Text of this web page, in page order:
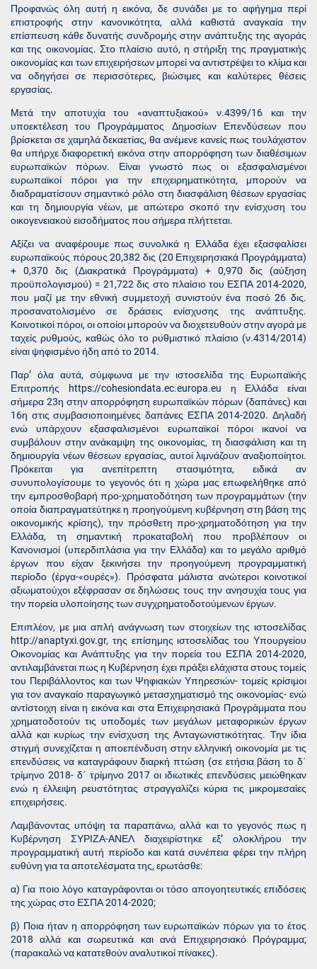
Προφανώς όλη αυτή η εικόνα, δε συνάδει με το αφήγημα περί
επιστροφής στην κανονικότητα, αλλά καθιστά αναγκαία την
επίσπευση κάθε δυνατής συνδρομής στην ανάπτυξης της αγοράς
και της οικονομίας. Στο πλαίσιο αυτό, η στήριξη της πραγματικής
οικονομίας και των επιχειρήσεων μπορεί να αντιστρέψει το κλίμα και
να οδηγήσει σε περισσότερες, βιώσιμες και καλύτερες θέσεις
εργασίας.
Μετά την αποτυχία του «αναπτυξιακού» ν.4399/16 και την
υποεκτέλεση του Προγράμματος Δημοσίων Επενδύσεων που
βρίσκεται σε χαμηλά δεκαετίας, θα ανέμενε κανείς πως τουλάχιστον
θα υπήρχε διαφορετική εικόνα στην απορρόφηση των διαθέσιμων
ευρωπαϊκών πόρων. Είναι γνωστό πως οι εξασφαλισμένοι
ευρωπαϊκοί πόροι για την επιχειρηματικότητα, μπορούν να
διαδραματίσουν σημαντικό ρόλο στη διασφάλιση θέσεων εργασίας
και τη δημιουργία νέων, με απώτερο σκοπό την ενίσχυση του
οικογενειακού εισοδήματος που σήμερα πλήττεται.
Αξίζει να αναφέρουμε πως συνολικά η Ελλάδα έχει εξασφαλίσει
ευρωπαϊκούς πόρους 20,382 δις (20 Επιχειρησιακά Προγράμματα)
+ 0,370 δις (Διακρατικά Προγράμματα) + 0,970 δις (αύξηση
προϋπολογισμού) = 21,722 δις στο πλαίσιο του ΕΣΠΑ 2014-2020,
που μαζί με την εθνική συμμετοχή συνιστούν ένα ποσό 26 δις.
προσανατολισμένο σε δράσεις ενίσχυσης της ανάπτυξης.
Κοινοτικοί πόροι, οι οποίοι μπορούν να διοχετευθούν στην αγορά με
ταχείς ρυθμούς, καθώς όλο το ρυθμιστικό πλαίσιο (ν.4314/2014)
είναι ψηφισμένο ήδη από το 2014.
Παρ’ όλα αυτά, σύμφωνα με την ιστοσελίδα της Ευρωπαϊκής
Επιτροπής https://cohesiondata.ec.europa.eu η Ελλάδα είναι
σήμερα 23η στην απορρόφηση ευρωπαϊκών πόρων (δαπάνες) και
16η στις συμβασιοποιημένες δαπάνες ΕΣΠΑ 2014-2020. Δηλαδή
ενώ υπάρχουν εξασφαλισμένοι ευρωπαϊκοί πόροι ικανοί να
συμβάλουν στην ανάκαμψη της οικονομίας, τη διασφάλιση και τη
δημιουργία νέων θέσεων εργασίας, αυτοί λιμνάζουν αναξιοποίητοι.
Πρόκειται για ανεπίτρεπτη στασιμότητα, ειδικά αν
συνυπολογίσουμε το γεγονός ότι η χώρα μας επωφελήθηκε από
την εμπροσθοβαρή προ-χρηματοδότηση των προγραμμάτων (την
οποία διαπραγματεύτηκε η προηγούμενη κυβέρνηση στη βάση της
οικονομικής κρίσης), την πρόσθετη προ-χρηματοδότηση για την
Ελλάδα, τη σημαντική προκαταβολή που προβλέπουν οι
Κανονισμοί (υπερδιπλάσια για την Ελλάδα) και το μεγάλο αριθμό
έργων που είχαν ξεκινήσει την προηγούμενη προγραμματική
περίοδο (έργα-«ουρές»). Πρόσφατα μάλιστα ανώτεροι κοινοτικοί
αξιωματούχοι εξέφρασαν σε δηλώσεις τους την ανησυχία τους για
την πορεία υλοποίησης των συγχρηματοδοτούμενων έργων.
Επιπλέον, με μια απλή ανάγνωση των στοιχείων της ιστοσελίδας
http://anaptyxi.gov.gr, της επίσημης ιστοσελίδας του Υπουργείου
Οικονομίας και Ανάπτυξης για την πορεία του ΕΣΠΑ 2014-2020,
αντιλαμβάνεται πως η Κυβέρνηση έχει πράξει ελάχιστα στους τομείς
του Περιβάλλοντος και των Ψηφιακών Υπηρεσιών- τομείς κρίσιμοι
για τον αναγκαίο παραγωγικό μετασχηματισμό της οικονομίας- ενώ
αντίστοιχη είναι η εικόνα και στα Επιχειρησιακά Προγράμματα που
χρηματοδοτούν τις υποδομές των μεγάλων μεταφορικών έργων
αλλά και κυρίως την ενίσχυση της Ανταγωνιστικότητας. Την ίδια
στιγμή συνεχίζεται η αποεπένδυση στην ελληνική οικονομία με τις
επενδύσεις να καταγράφουν διαρκή πτώση (σε ετήσια βάση το δ΄
τρίμηνο 2018- δ΄ τρίμηνο 2017 οι ιδιωτικές επενδύσεις μειώθηκαν
ενώ η έλλειψη ρευστότητας στραγγαλίζει κύρια τις μικρομεσαίες
επιχειρήσεις.
Λαμβάνοντας υπόψη τα παραπάνω, αλλά και το γεγονός πως η
Κυβέρνηση ΣΥΡΙΖΑ-ΑΝΕΛ διαχειρίστηκε εξ’ ολοκλήρου την
προγραμματική αυτή περίοδο και κατά συνέπεια φέρει την πλήρη
ευθύνη για τα αποτελέσματα της, ερωτάσθε:
α) Για ποιο λόγο καταγράφονται οι τόσο απογοητευτικές επιδόσεις
της χώρας στο ΕΣΠΑ 2014-2020;
β) Ποια ήταν η απορρόφηση των ευρωπαϊκών πόρων για το έτος
2018 αλλά και σωρευτικά και ανά Επιχειρησιακό Πρόγραμμα;
(παρακαλώ να κατατεθούν αναλυτικοί πίνακες).